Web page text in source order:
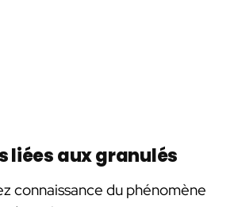
liées aux granulés
connaissance du phénomène